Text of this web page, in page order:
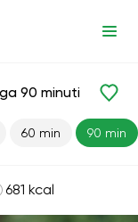
90 minuti
60 min 90 min
681 kcal